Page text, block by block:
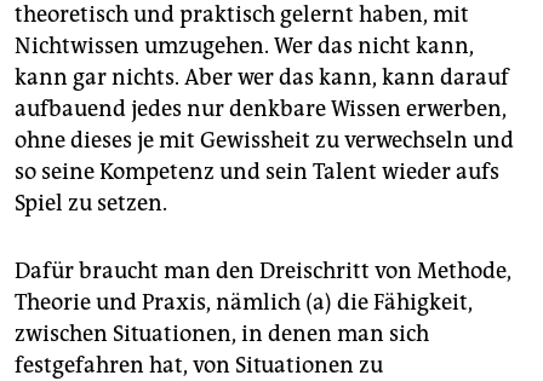
theoretisch und praktisch gelernt haben, mit
Nichtwissen umzugehen. Wer das nicht kann,
kann gar nichts. Aber wer das kann, kann darauf
aufbauend jedes nur denkbare Wissen erwerben,
ohne dieses je mit Gewissheit zu verwechseln und
so seine Kompetenz und sein Talent wieder aufs
Spiel zu setzen.
Dafür braucht man den Dreischritt von Methode,
Theorie und Praxis, nämlich (a) die Fähigkeit,
zwischen Situationen, in denen man sich
festgefahren hat, von Situationen zu